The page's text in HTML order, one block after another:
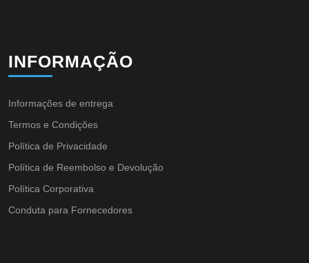
INFORMAÇÃO
Informações de entrega
Termos e Condições
Política de Privacidade
Política de Reembolso e Devolução
Política Corporativa
Conduta para Fornecedores